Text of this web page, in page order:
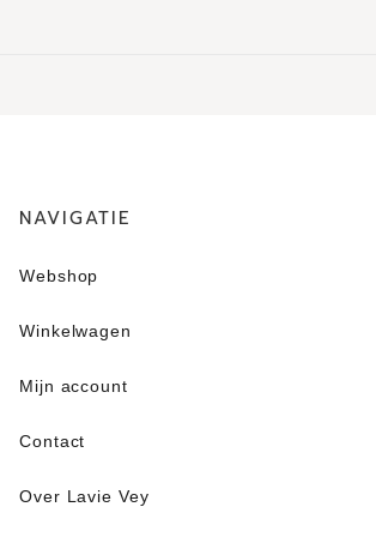
NAVIGATIE
Webshop
Winkelwagen
Mijn account
Contact
Over Lavie Vey